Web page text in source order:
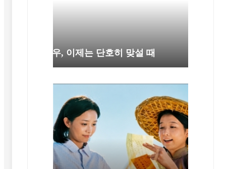
극우, 이제는 단호히 맞설 때